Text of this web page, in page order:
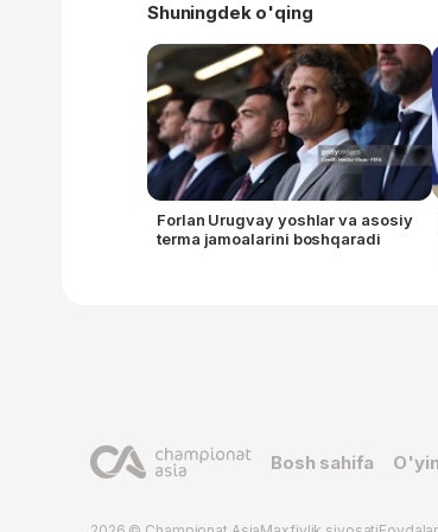
Shuningdek o'qing
Forlan Urugvay yoshlar va asosiy
terma jamoalarini boshqaradi
Bosh sahifa